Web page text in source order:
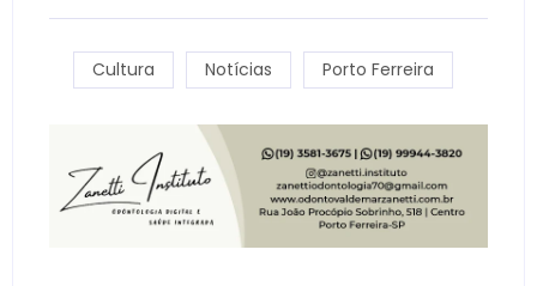
Cultura Notícias Porto Ferreira